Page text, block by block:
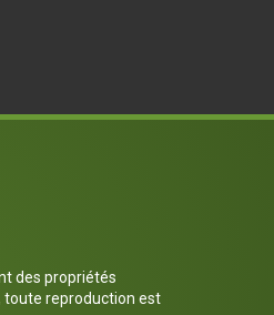
des propriétés
toute reproduction est